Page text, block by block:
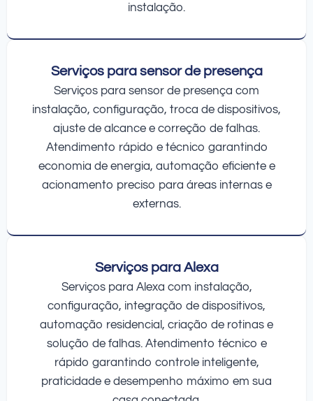
instalação.
Serviços para sensor de presença
Serviços para sensor de presença com
instalação, configuração, troca de dispositivos,
ajuste de alcance e correção de falhas.
Atendimento rápido e técnico garantindo
economia de energia, automação eficiente e
acionamento preciso para áreas internas e
externas.
Serviços para Alexa
Serviços para Alexa com instalação,
configuração, integração de dispositivos,
automação residencial, criação de rotinas e
solução de falhas. Atendimento técnico e
rápido garantindo controle inteligente,
praticidade e desempenho máximo em sua